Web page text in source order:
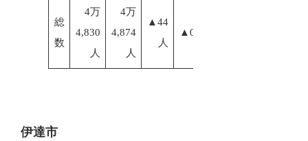
総
数
4万
4,830
人
4万
4,874
人
▲44
人
▲0.10%
伊達市